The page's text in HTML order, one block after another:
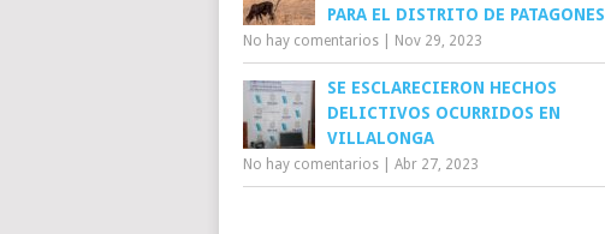
PARA EL DISTRITO DE PATAGONES
No hay comentarios Nov 29, 2023
SE ESCLARECIERON HECHOS
DELICTIVOS OCURRIDOS EN
VILLALONGA
No hay comentarios Abr 27, 2023